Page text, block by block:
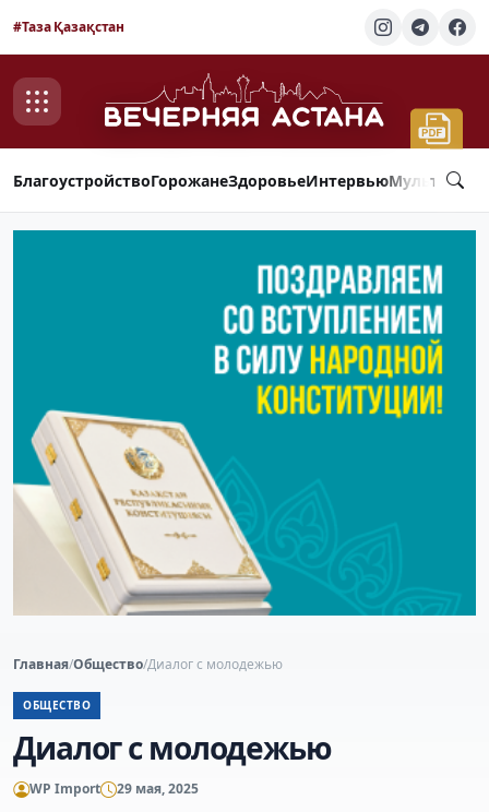
#Таза Қазақстан
БлагоустройствоГорожанеЗдоровьеИнтервью
Главная/Общество/Диалог с молодежью
ОБЩЕСТВО
Диалог с молодежью
WP Import 29 мая, 2025